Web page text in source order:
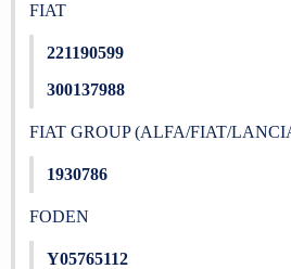
FIAT
221190599
300137988
FIAT GROUP (ALFA/FIAT/
1930786
FODEN
Y05765112